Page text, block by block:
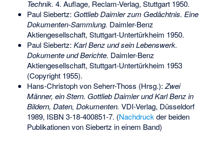
Technik. 4. Auflage, Reclam-Verlag, Stuttgart 1950.
Paul Siebertz: Gottlieb Daimler zum Gedächtnis. Eine
Dokumenten-Sammlung. Daimler-Benz
Aktiengesellschaft, Stuttgart-Untertürkheim 1950.
Paul Siebertz: Karl Benz und sein Lebenswerk.
Dokumente und Berichte. Daimler-Benz
Aktiengesellschaft, Stuttgart-Untertürkheim 1953
(Copyright 1955).
Hans-Christoph von Seherr-Thoss (Hrsg.): Zwei
Männer, ein Stern. Gottlieb Daimler und Karl Benz in
Bildern, Daten, Dokumenten. VDI-Verlag, Düsseldorf
1989, ISBN 3-18-400851-7. (Nachdruck der beiden
Publikationen von Siebertz in einem Band)